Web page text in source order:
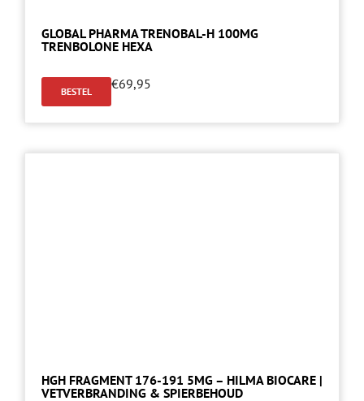
GLOBAL PHARMA TRENOBAL-H 100MG
TRENBOLONE HEXA
BESTEL €69,95
HGH FRAGMENT 176-191 5MG – HILMA BIOCARE |
VETVERBRANDING & SPIERBEHOUD